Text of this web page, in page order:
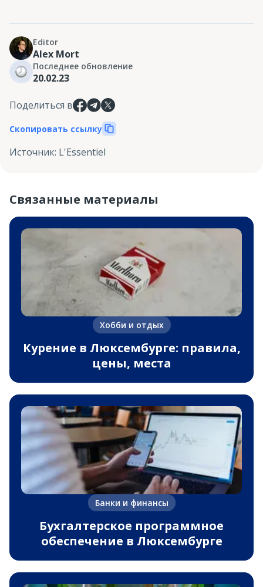
Editor
Alex Mort
Последнее обновление
20.02.23
Поделиться в
Скопировать ссылку
Источник: L'Essentiel
Связанные материалы
Хобби и отдых
Курение в Люксембурге: правила,
цены, места
Банки и финансы
Бухгалтерское программное
обеспечение в Люксембурге